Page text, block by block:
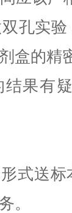
孔实
盒的精
结果有
式送
。